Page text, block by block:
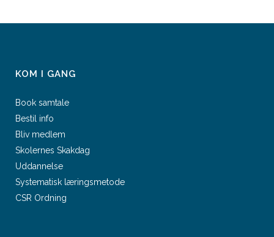
KOM I GANG
Book samtale
Bestil info
Bliv medlem
Skolernes Skakdag
Uddannelse
Systematisk læringsmetode
CSR Ordning